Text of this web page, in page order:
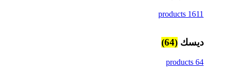
1611 products
ديسك (64)
64 products